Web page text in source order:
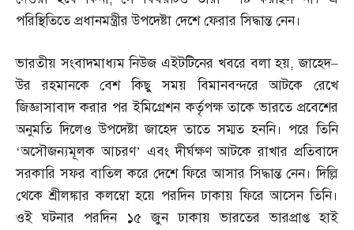
পরিস্থিতিতে প্রধানমন্ত্রীর উপদেষ্টা দেশে ফেরার সিদ্ধান্ত নেন।
ভারতীয় সংবাদমাধ্যম নিউজ এইটটিনের খবরে বলা হয়,জাহেদ–
উর রহমানকে বেশ কিছু সময় বিমানবন্দরে আটকে রেখে
জিজ্ঞাসাবাদ করার পর ইমিগ্রেশন কর্তৃপক্ষ তাকে ভারতে প্রবেশের
অনুমতি দিলেও উপদেষ্টা জাহেদ তাতে সম্মত হননি। পরে তিনি
‘অসৌজন্যমূলক আচরণ’ এবং দীর্ঘক্ষণ আটকে রাখার প্রতিবাদে
সরকারি সফর বাতিল করে দেশে ফিরে আসার সিদ্ধান্ত নেন। দিল্লি
থেকে শ্রীলঙ্কার কলম্বো হয়ে পরদিন ঢাকায় ফিরে আসেন তিনি।
ওই ঘটনার পরদিন ১৫ জুন ঢাকায় ভারতের ভারপ্রাপ্ত হাই